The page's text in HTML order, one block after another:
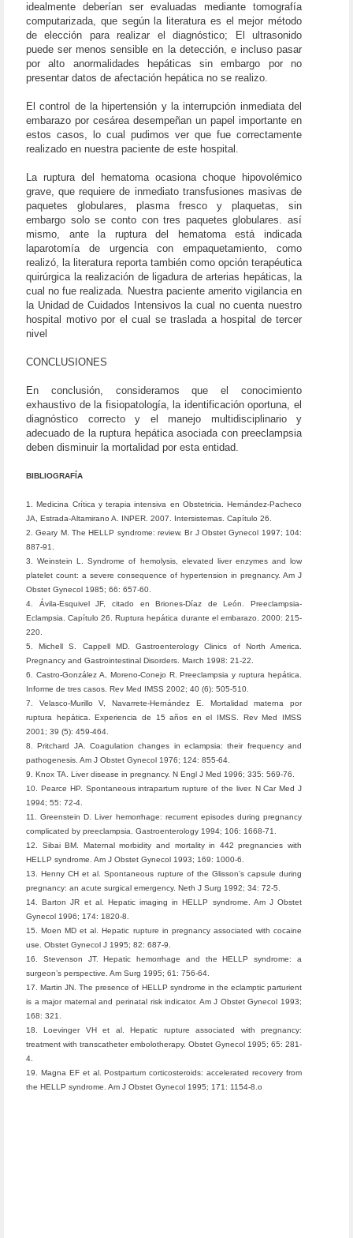
idealmente deberían ser evaluadas mediante tomografía
computarizada, que según la literatura es el mejor método
de elección para realizar el diagnóstico; El ultrasonido
puede ser menos sensible en la detección, e incluso pasar
por alto anormalidades hepáticas sin embargo por no
presentar datos de afectación hepática no se realizo.
El control de la hipertensión y la interrupción inmediata del
embarazo por cesárea desempeñan un papel importante en
estos casos, lo cual pudimos ver que fue correctamente
realizado en nuestra paciente de este hospital.
La ruptura del hematoma ocasiona choque hipovolémico
grave, que requiere de inmediato transfusiones masivas de
paquetes globulares, plasma fresco y plaquetas, sin
embargo solo se conto con tres paquetes globulares. así
mismo, ante la ruptura del hematoma está indicada
laparotomía de urgencia con empaquetamiento, como
realizó, la literatura reporta también como opción terapéutica
quirúrgica la realización de ligadura de arterias hepáticas, la
cual no fue realizada. Nuestra paciente amerito vigilancia en
la Unidad de Cuidados Intensivos la cual no cuenta nuestro
hospital motivo por el cual se traslada a hospital de tercer
nivel
CONCLUSIONES
En conclusión, consideramos que el conocimiento
exhaustivo de la fisiopatología, la identificación oportuna, el
diagnóstico correcto y el manejo multidisciplinario y
adecuado de la ruptura hepática asociada con preeclampsia
deben disminuir la mortalidad por esta entidad.
BIBLIOGRAFÍA
1. Medicina Crítica y terapia intensiva en Obstetricia. Hernández-Pacheco
JA, Estrada-Altamirano A. INPER. 2007. Intersistemas. Capítulo 26.
2. Geary M. The HELLP syndrome: review. Br J Obstet Gynecol 1997; 104:
887-91.
3. Weinstein L. Syndrome of hemolysis, elevated liver enzymes and low
platelet count: a severe consequence of hypertension in pregnancy. Am J
Obstet Gynecol 1985; 66: 657-60.
4. Ávila-Esquivel JF, citado en Briones-Díaz de León. Preeclampsia-
Eclampsia. Capítulo 26. Ruptura hepática durante el embarazo. 2000: 215-
220.
5. Michell S. Cappell MD. Gastroenterology Clinics of North America.
Pregnancy and Gastrointestinal Disorders. March 1998: 21-22.
6. Castro-González A, Moreno-Conejo R. Preeclampsia y ruptura hepática.
Informe de tres casos. Rev Med IMSS 2002; 40 (6): 505-510.
7. Velasco-Murillo V, Navarrete-Hernández E. Mortalidad materna por
ruptura hepática. Experiencia de 15 años en el IMSS. Rev Med IMSS
2001; 39 (5): 459-464.
8. Pritchard JA. Coagulation changes in eclampsia: their frequency and
pathogenesis. Am J Obstet Gynecol 1976; 124: 855-64.
9. Knox TA. Liver disease in pregnancy. N Engl J Med 1996; 335: 569-76.
10. Pearce HP. Spontaneous intrapartum rupture of the liver. N Car Med J
1994; 55: 72-4.
11. Greenstein D. Liver hemorrhage: recurrent episodes during pregnancy
complicated by preeclampsia. Gastroenterology 1994; 106: 1668-71.
12. Sibai BM. Maternal morbidity and mortality in 442 pregnancies with
HELLP syndrome. Am J Obstet Gynecol 1993; 169: 1000-6.
13. Henny CH et al. Spontaneous rupture of the Glisson’s capsule during
pregnancy: an acute surgical emergency. Neth J Surg 1992; 34: 72-5.
14. Barton JR et al. Hepatic imaging in HELLP syndrome. Am J Obstet
Gynecol 1996; 174: 1820-8.
15. Moen MD et al. Hepatic rupture in pregnancy associated with cocaine
use. Obstet Gynecol J 1995; 82: 687-9.
16. Stevenson JT. Hepatic hemorrhage and the HELLP syndrome: a
surgeon’s perspective. Am Surg 1995; 61: 756-64.
17. Martin JN. The presence of HELLP syndrome in the eclamptic parturient
is a major maternal and perinatal risk indicator. Am J Obstet Gynecol 1993;
168: 321.
18. Loevinger VH et al. Hepatic rupture associated with pregnancy:
treatment with transcatheter embolotherapy. Obstet Gynecol 1995; 65: 281-
4.
19. Magna EF et al. Postpartum corticosteroids: accelerated recovery from
the HELLP syndrome. Am J Obstet Gynecol 1995; 171: 1154-8.o